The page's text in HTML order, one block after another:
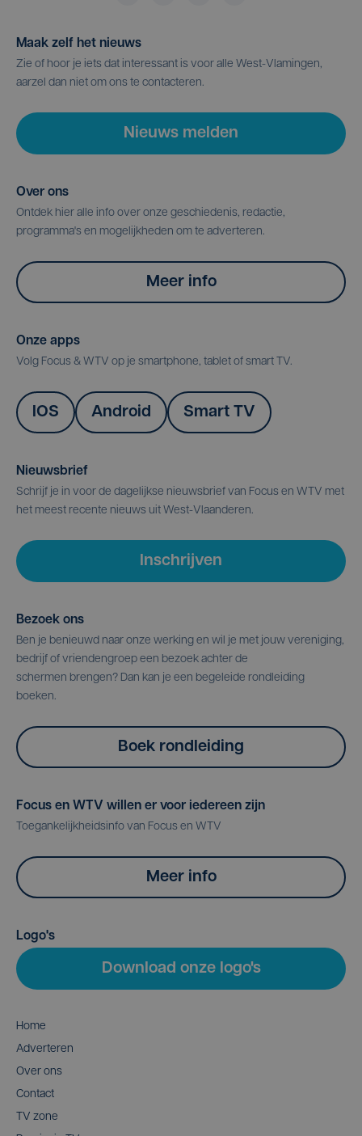
Maak zelf het nieuws
Zie of hoor je iets dat interessant is voor alle West-Vlamingen,
aarzel dan niet om ons te contacteren.
Nieuws melden
Over ons
Ontdek hier alle info over onze geschiedenis, redactie,
programma's en mogelijkheden om te adverteren.
Meer info
Onze apps
Volg Focus & WTV op je smartphone, tablet of smart TV.
IOS Android Smart TV
Nieuwsbrief
Schrijf je in voor de dagelijkse nieuwsbrief van Focus en WTV met
het meest recente nieuws uit West-Vlaanderen.
Inschrijven
Bezoek ons
Ben je benieuwd naar onze werking en wil je met jouw vereniging,
bedrijf of vriendengroep een bezoek achter de
schermen brengen? Dan kan je een begeleide rondleiding
boeken.
Boek rondleiding
Focus en WTV willen er voor iedereen zijn
Toegankelijkheidsinfo van Focus en WTV
Meer info
Logo's
Download onze logo's
Home
Adverteren
Over ons
Contact
TV zone